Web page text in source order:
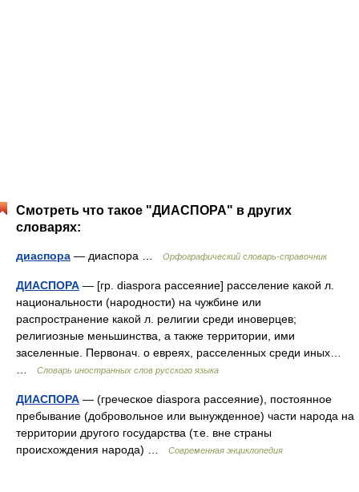
Смотреть что такое "ДИАСПОРА" в других
словарях:
диаспора — диаспора … Орфографический словарь-справочник
ДИАСПОРА — [гр. diaspora рассеяние] расселение какой л.
национальности (народности) на чужбине или
распространение какой л. религии среди иноверцев;
религиозные меньшинства, а также территории, ими
заселенные. Первонач. о евреях, расселенных среди иных…
Словарь иностранных слов русского языка
ДИАСПОРА — (греческое diaspora рассеяние), постоянное
пребывание (добровольное или вынужденное) части народа на
территории другого государства (т.е. вне страны
происхождения народа) …
Современная энциклопедия